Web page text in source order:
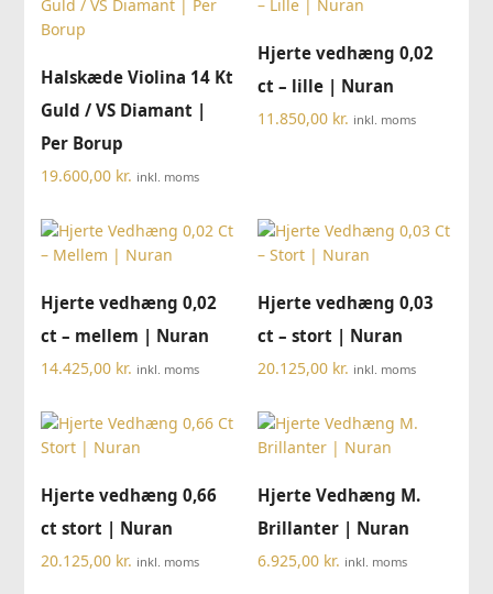
Halskæde Violina 14 Kt
Guld / VS Diamant |
Per Borup
19.600,00 kr. inkl. moms
Hjerte vedhæng 0,02
ct – lille | Nuran
11.850,00 kr. inkl. moms
Hjerte vedhæng 0,02
ct – mellem | Nuran
14.425,00 kr. inkl. moms
Hjerte vedhæng 0,03
ct – stort | Nuran
20.125,00 kr. inkl. moms
Hjerte vedhæng 0,66
ct stort | Nuran
20.125,00 kr. inkl. moms
Hjerte Vedhæng M.
Brillanter | Nuran
6.925,00 kr. inkl. moms